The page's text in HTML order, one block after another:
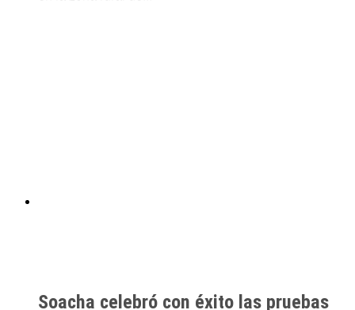
Soacha celebró con éxito las pruebas